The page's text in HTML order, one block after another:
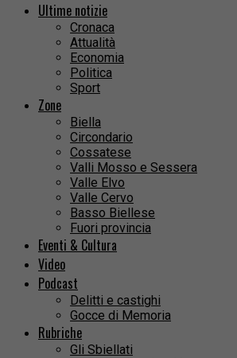
Ultime notizie
Cronaca
Attualità
Economia
Politica
Sport
Zone
Biella
Circondario
Cossatese
Valli Mosso e Sessera
Valle Elvo
Valle Cervo
Basso Biellese
Fuori provincia
Eventi & Cultura
Video
Podcast
Delitti e castighi
Gocce di Memoria
Rubriche
Gli Sbiellati